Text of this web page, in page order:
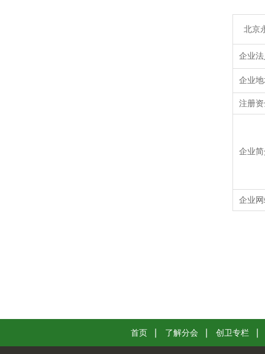
北京
企业
企业
注册
企业
企业
首页 了解分会 创卫专栏